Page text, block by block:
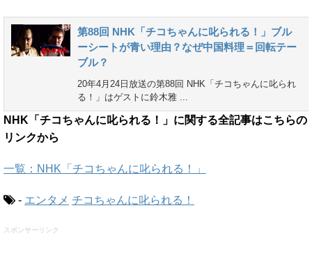
第88回 NHK「チコちゃんに叱られる！」ブル
ーシートが青い理由？なぜ中国料理＝回転テー
ブル？
20年4月24日放送の第88回 NHK「チコちゃんに叱られ
る！」はゲストに鈴木雅 ...
NHK「チコちゃんに叱られる！」に関する全記事はこちらの
リンクから
一覧：NHK「チコちゃんに叱られる！」
- エンタメ チコちゃんに叱られる！
スポンサーリンク